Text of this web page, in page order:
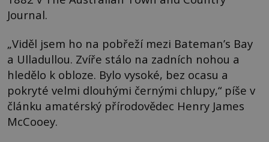
Journal.
„Viděl jsem ho na pobřeží mezi Bateman’s Bay
a Ulladullou. Zvíře stálo na zadních nohou a
hledělo k obloze. Bylo vysoké, bez ocasu a
pokryté velmi dlouhými černými chlupy,“ píše v
článku amatérský přírodovědec Henry James
McCooey.